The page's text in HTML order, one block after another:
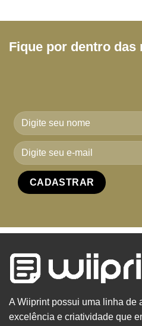
Fique por dentro das
A Wiiprint possui uma linha de
excelência e criatividade que